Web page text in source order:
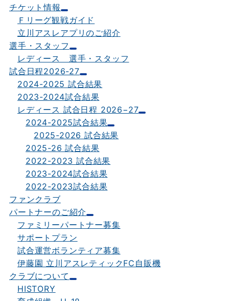
チケット情報
Ｆリーグ観戦ガイド
立川アスレアプリのご紹介
選手・スタッフ
レディース 選手・スタッフ
試合日程2026-27
2024-2025 試合結果
2023-2024試合結果
レディース 試合日程 2026−27
2024-2025試合結果
2025-2026 試合結果
2025-26 試合結果
2022-2023 試合結果
2023-2024試合結果
2022-2023試合結果
ファンクラブ
パートナーのご紹介
ファミリーパートナー募集
サポートプラン
試合運営ボランティア募集
伊藤園 立川アスレティックFC自販機
クラブについて
HISTORY